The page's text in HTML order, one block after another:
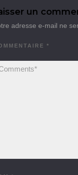
un
adresse e-mail ne
*